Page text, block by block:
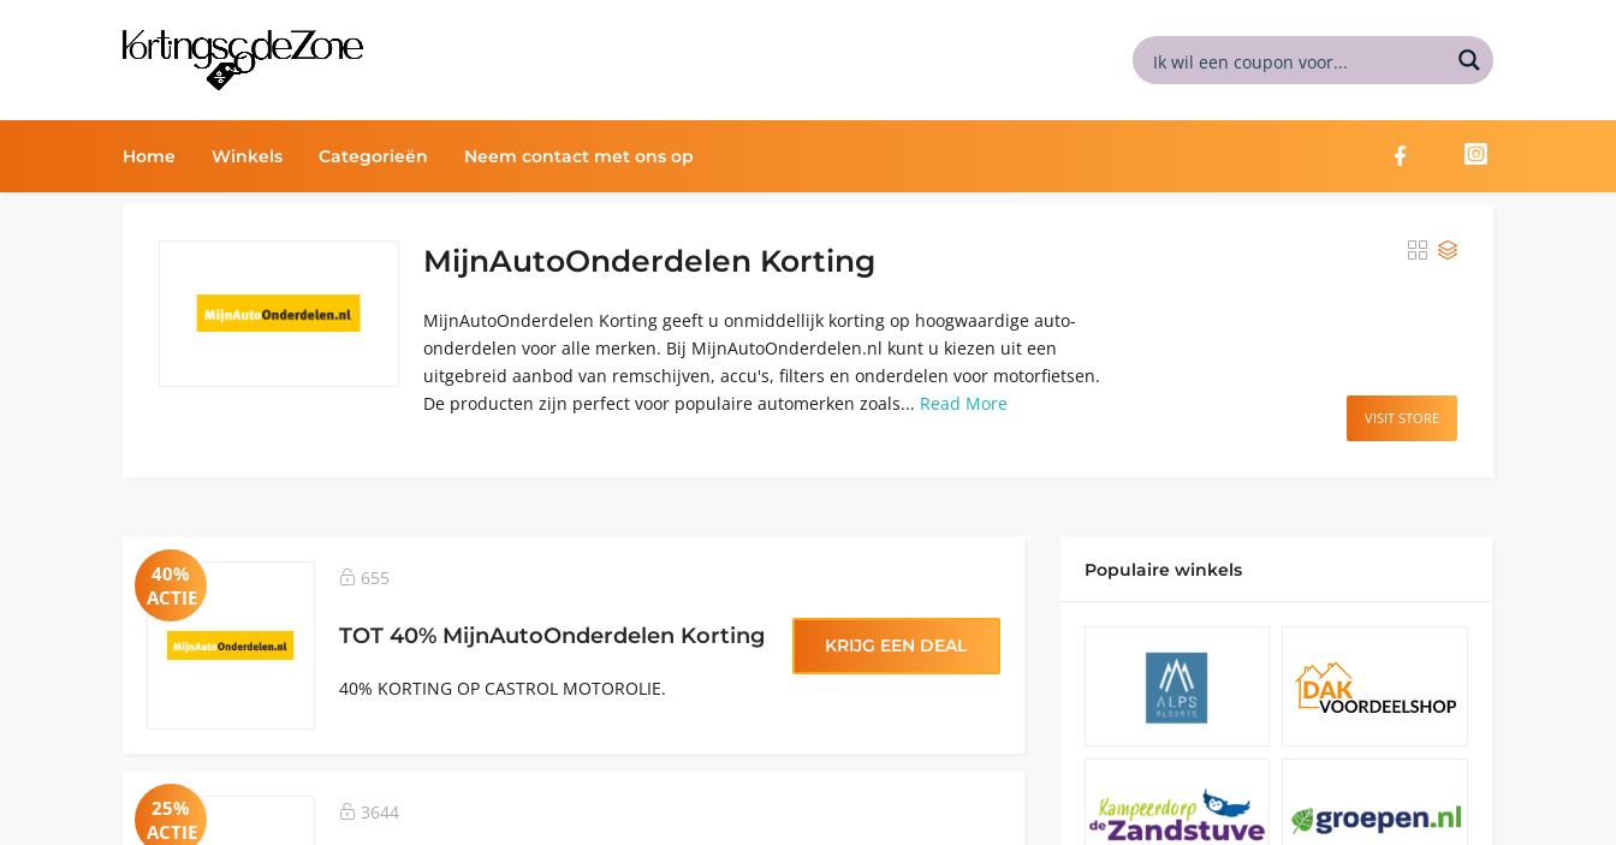
Home Winkels Categorieën Neem contact met ons op
MijnAutoOnderdelen Korting
MijnAutoOnderdelen Korting geeft u onmiddellijk korting op hoogwaardige auto-
onderdelen voor alle merken. Bij MijnAutoOnderdelen.nl kunt u kiezen uit een
uitgebreid aanbod van remschijven, accu's, filters en onderdelen voor motorfietsen.
De producten zijn perfect voor populaire automerken zoals... Read More
VISIT STORE
40%
ACTIE
655
TOT 40% MijnAutoOnderdelen Korting
40% KORTING OP CASTROL MOTOROLIE.
KRIJG EEN DEAL
25%
ACTIE
3644
Populaire winkels